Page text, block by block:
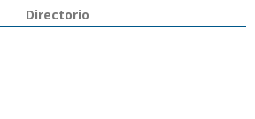
Directorio